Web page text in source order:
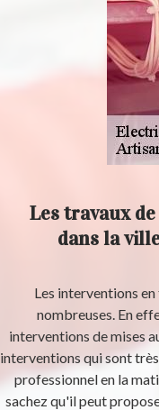
Les travaux
dans la
Les interventions
nombreuses. En
interventions de mises
interventions qui sont
professionnel en la
sachez qu'il peut